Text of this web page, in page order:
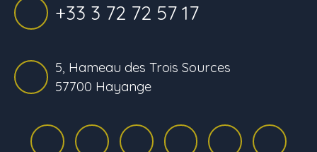
+33 3 72 72 57 17
5, Hameau des Trois Sources
57700 Hayange